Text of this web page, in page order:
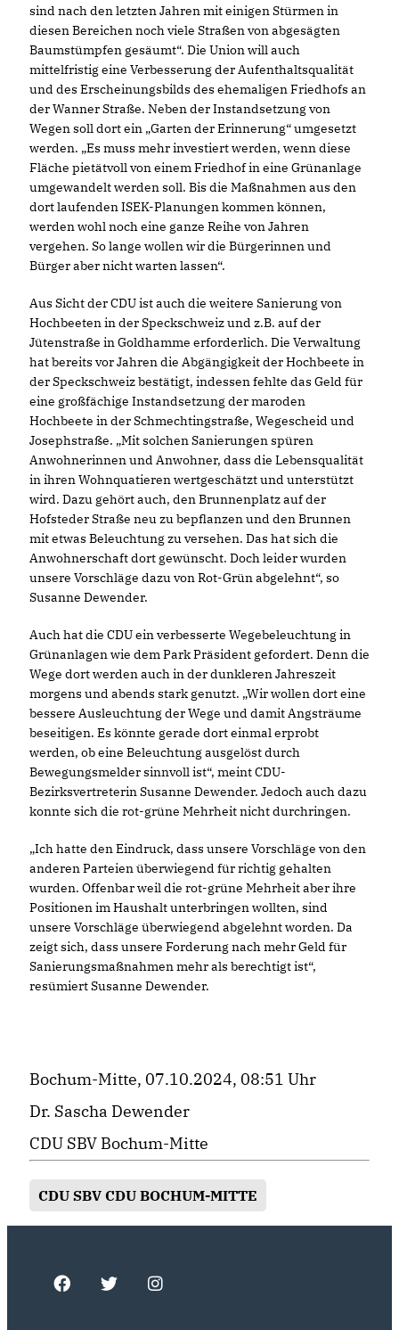
sind nach den letzten Jahren mit einigen Stürmen in
diesen Bereichen noch viele Straßen von abgesägten
Baumstümpfen gesäumt“. Die Union will auch
mittelfristig eine Verbesserung der Aufenthaltsqualität
und des Erscheinungsbilds des ehemaligen Friedhofs an
der Wanner Straße. Neben der Instandsetzung von
Wegen soll dort ein „Garten der Erinnerung“ umgesetzt
werden. „Es muss mehr investiert werden, wenn diese
Fläche pietätvoll von einem Friedhof in eine Grünanlage
umgewandelt werden soll. Bis die Maßnahmen aus den
dort laufenden ISEK-Planungen kommen können,
werden wohl noch eine ganze Reihe von Jahren
vergehen. So lange wollen wir die Bürgerinnen und
Bürger aber nicht warten lassen“.
Aus Sicht der CDU ist auch die weitere Sanierung von
Hochbeeten in der Speckschweiz und z.B. auf der
Jütenstraße in Goldhamme erforderlich. Die Verwaltung
hat bereits vor Jahren die Abgängigkeit der Hochbeete in
der Speckschweiz bestätigt, indessen fehlte das Geld für
eine großfächige Instandsetzung der maroden
Hochbeete in der Schmechtingstraße, Wegescheid und
Josephstraße. „Mit solchen Sanierungen spüren
Anwohnerinnen und Anwohner, dass die Lebensqualität
in ihren Wohnquatieren wertgeschätzt und unterstützt
wird. Dazu gehört auch, den Brunnenplatz auf der
Hofsteder Straße neu zu bepflanzen und den Brunnen
mit etwas Beleuchtung zu versehen. Das hat sich die
Anwohnerschaft dort gewünscht. Doch leider wurden
unsere Vorschläge dazu von Rot-Grün abgelehnt“, so
Susanne Dewender.
Auch hat die CDU ein verbesserte Wegebeleuchtung in
Grünanlagen wie dem Park Präsident gefordert. Denn die
Wege dort werden auch in der dunkleren Jahreszeit
morgens und abends stark genutzt. „Wir wollen dort eine
bessere Ausleuchtung der Wege und damit Angsträume
beseitigen. Es könnte gerade dort einmal erprobt
werden, ob eine Beleuchtung ausgelöst durch
Bewegungsmelder sinnvoll ist“, meint CDU-
Bezirksvertreterin Susanne Dewender. Jedoch auch dazu
konnte sich die rot-grüne Mehrheit nicht durchringen.
Ich hatte den Eindruck, dass unsere Vorschläge von den
anderen Parteien überwiegend für richtig gehalten
wurden. Offenbar weil die rot-grüne Mehrheit aber ihre
Positionen im Haushalt unterbringen wollten, sind
unsere Vorschläge überwiegend abgelehnt worden. Da
zeigt sich, dass unsere Forderung nach mehr Geld für
Sanierungsmaßnahmen mehr als berechtigt ist“,
resümiert Susanne Dewender.
Bochum-Mitte, 07.10.2024, 08:51 Uhr
Dr. Sascha Dewender
CDU SBV Bochum-Mitte
CDU SBV CDU BOCHUM-MITTE